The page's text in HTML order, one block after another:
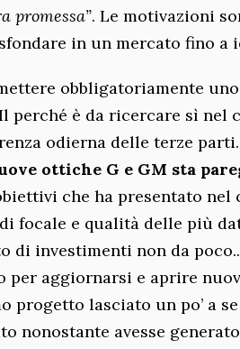
promessa”. Le motivazioni
in un mercato fino
obbligatoriamente
perché è da ricercare sì nel
odierna delle terze
ottiche G e GM sta
che ha presentato nel
focale e qualità delle più
di investimenti non da
per aggiornarsi e aprire
progetto lasciato un po’ a
nonostante avesse